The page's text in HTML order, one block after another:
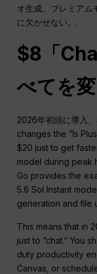
オ生成、プレミアム
に欠かせない。.
$8「
べてを
2026年初頭に導入
changes the “Is
$20 just to get
model during peak
Go provides the
5.6 Sol Instant
generation and file
This means that in
just to “chat.” You
duty productivity
Canvas, or